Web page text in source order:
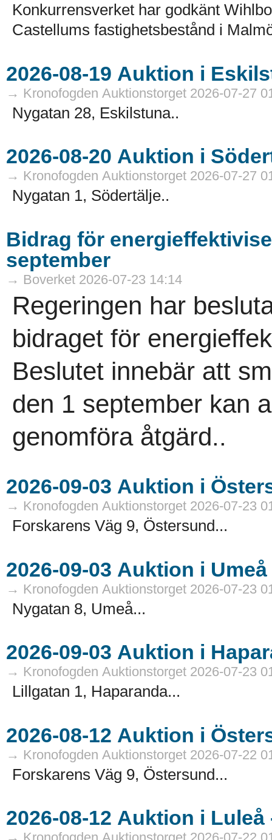
Konkurrensverket har godkänt
Castellums fastighetsbestånd i
→ Kronofogden Auktionstorget 2026-07-27
Nygatan 28, Eskilstuna..
→ Kronofogden Auktionstorget 2026-07-27
Nygatan 1, Södertälje..
Bidrag för
september
→ Boverket 2026-07-23 14:14
Regeringen har
bidraget för
Beslutet innebär att
den 1 september kan
genomföra åtgärd..
→ Kronofogden Auktionstorget 2026-07-23
Forskarens Väg 9, Östersund...
→ Kronofogden Auktionstorget 2026-07-23
Nygatan 8, Umeå...
→ Kronofogden Auktionstorget 2026-07-23
Lillgatan 1, Haparanda...
→ Kronofogden Auktionstorget 2026-07-22
Forskarens Väg 9, Östersund...